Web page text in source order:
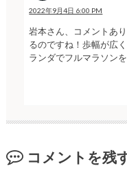
2022年9月4日 6:00 PM
岩本さん、コメントあ
るのですね！歩幅が広
ランダでフルマラソン
コメントを残